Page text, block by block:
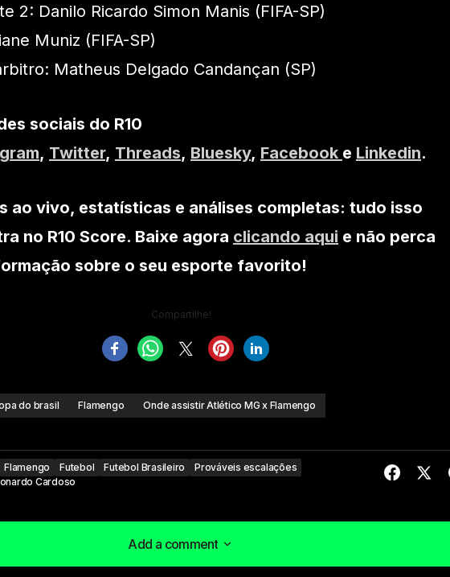
2: Danilo Ricardo Simon Manis (FIFA-SP)
Muniz (FIFA-SP)
Matheus Delgado Candançan (SP)
sociais do R10
, Twitter, Threads, Bluesky, Facebook e Linkedin.
ao vivo, estatísticas e análises completas: tudo isso
no R10 Score. Baixe agora clicando aqui e não perca
sobre o seu esporte favorito!
Compartilhe!
do brasil Flamengo Onde assistir Atlético MG x Flamengo
Flamengo Futebol Futebol Brasileiro
Prováveis escalações
Cardoso
Add a comment
Add a comment